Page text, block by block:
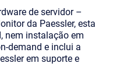
de servidor–
da Paessler, esta
nem instalação em
demand e inclui a
em suporte e